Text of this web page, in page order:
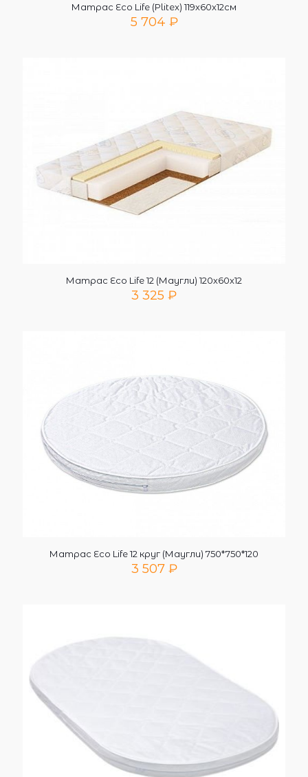
Матрас Eco Life (Plitex) 119х60х12см
5 704 ₽
Матрас Eco Life 12 (Маугли) 120х60х12
3 325 ₽
Матрас Eco Life 12 круг (Маугли) 750*750*120
3 507 ₽